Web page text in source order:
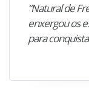
“Natural de
enxergou os
para